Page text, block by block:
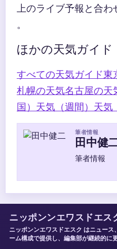
上のライブ予報と合わ
。
ほかの天気ガイド
すべての天気ガイド東
札幌の天気名古屋の天
国） 天気（週間） 天気
筆者情報
田中健
筆者情報
ニッポンンエワスドエス
ニッポンンエワスドエスク はニュー
ーム構成で提供し、編集部が継続的に